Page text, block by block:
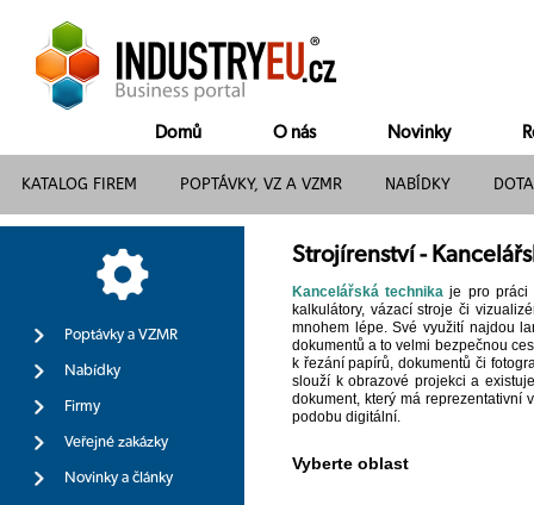
Domů O nás Novinky
KATALOG FIREM POPTÁVKY, VZ A VZMR NABÍDKY
Poptávky a VZMR
Nabídky
Firmy
Veřejné zakázky
Novinky a články
Strojírenství -
Kancelářská technika je pro práci
kalkulátory, vázací stroje či
mnohem lépe. Své využití najdou
dokumentů a to velmi bezpečnou
k řezání papírů, dokumentů či
slouží k obrazové projekci a
dokument, který má reprezentativní
podobu digitální.
Vyberte oblast